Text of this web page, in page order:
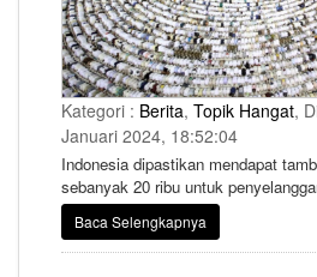
Kategori : Berita, Topik Hangat,
Januari 2024, 18:52:04
Indonesia dipastikan mendapat
sebanyak 20 ribu untuk
Tambahan kuota didapatkan usai
Presiden Joko Widodo dengan Putra
Perdana Menteri (PM) Kerajaan
Baca Selengkapnya